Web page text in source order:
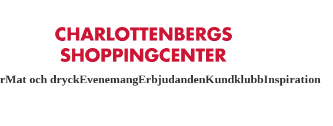
Mat och dryckEvenemangErbjudandenKundklubbInspiration